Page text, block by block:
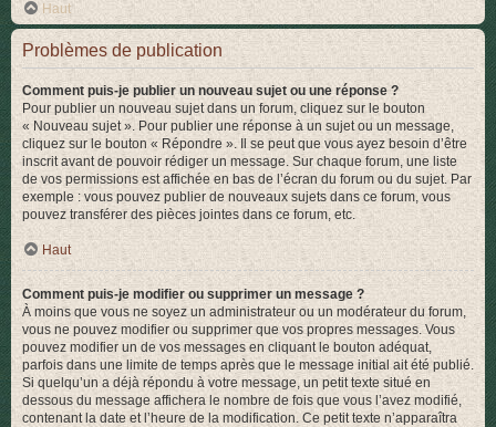
Haut
Problèmes de publication
Comment puis-je publier un nouveau sujet ou une réponse ?
Pour publier un nouveau sujet dans un forum, cliquez sur le bouton
« Nouveau sujet ». Pour publier une réponse à un sujet ou un message,
cliquez sur le bouton « Répondre ». Il se peut que vous ayez besoin d’être
inscrit avant de pouvoir rédiger un message. Sur chaque forum, une liste
de vos permissions est affichée en bas de l’écran du forum ou du sujet. Par
exemple : vous pouvez publier de nouveaux sujets dans ce forum, vous
pouvez transférer des pièces jointes dans ce forum, etc.
Haut
Comment puis-je modifier ou supprimer un message ?
À moins que vous ne soyez un administrateur ou un modérateur du forum,
vous ne pouvez modifier ou supprimer que vos propres messages. Vous
pouvez modifier un de vos messages en cliquant le bouton adéquat,
parfois dans une limite de temps après que le message initial ait été publié.
Si quelqu’un a déjà répondu à votre message, un petit texte situé en
dessous du message affichera le nombre de fois que vous l’avez modifié,
contenant la date et l’heure de la modification. Ce petit texte n’apparaîtra